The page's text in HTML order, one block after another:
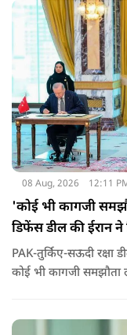
08 Aug, 2026 12:11
'कोई भी कागजी
डिफेंस डील की ईरान ने
PAK-तुर्किए-सऊदी
कोई भी कागजी समझौता